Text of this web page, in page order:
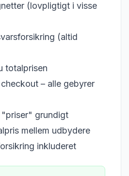
(lovpligtigt i visse
(altid
totalprisen
– alle gebyrer
grundigt
mellem udbydere
inkluderet